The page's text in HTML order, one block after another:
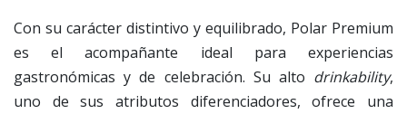
Con su carácter distintivo y equilibrado, Polar Premium
es el acompañante ideal para experiencias
gastronómicas y de celebración. Su alto drinkability,
uno de sus atributos diferenciadores, ofrece una